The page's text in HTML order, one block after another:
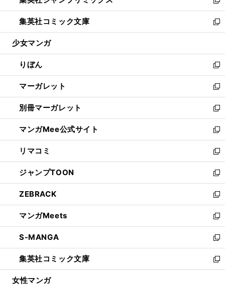
開
く
ウ
で
開
ン
ド
ウ
開
く
ウ
ィ
ン
ウ
で
開
く
新
し
い
ウ
ン
ド
ウ
で
開
く
集英社コミック文庫
新
し
ウ
ィ
ン
ド
ウ
で
開
く
少女マンガ
りぼん
新
し
い
ウ
ィ
ン
ド
ウ
で
開
く
マーガレット
新
し
い
ウ
ィ
ン
ド
ウ
で
開
く
別冊マーガレット
新
し
い
ウ
ィ
ン
ド
ウ
で
開
く
マンガMee公式サイト
新
し
い
ウ
ィ
ン
ド
ウ
で
開
く
リマコミ
新
し
い
ウ
ィ
ン
ド
ウ
で
開
く
ジャンプTOON
新
し
い
ウ
ィ
ン
ド
ウ
で
開
ZEBRACK
新
し
い
ウ
ィ
ン
ド
ウ
マンガMeets
新
し
い
ウ
ィ
ン
S-MANGA
新
し
い
ウ
集英社コミック文庫
新
し
女性マンガ